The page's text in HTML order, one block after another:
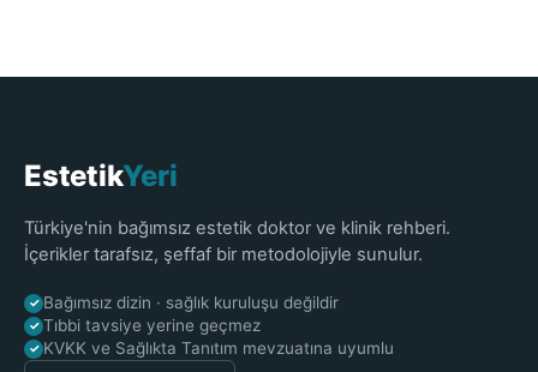
EstetikYeri
Türkiye'nin bağımsız estetik doktor ve klinik rehberi.
İçerikler tarafsız, şeffaf bir metodolojiyle sunulur.
✓ Bağımsız dizin · sağlık kuruluşu değildir
✓ Tıbbi tavsiye yerine geçmez
✓ KVKK ve Sağlıkta Tanıtım mevzuatına uyumlu